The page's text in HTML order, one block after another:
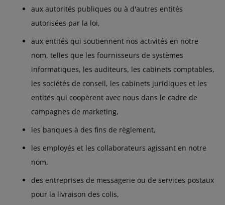
aux autorités publiques ou à d'autres entités
autorisées par la loi,
aux entités qui soutiennent nos activités en notre
nom, telles que les fournisseurs de systèmes
informatiques, les auditeurs, les cabinets comptables,
les sociétés de conseil, les cabinets juridiques et les
entités qui coopèrent avec nous dans le cadre de
campagnes de marketing,
les banques à des fins de règlement,
les employés et les collaborateurs agissant en notre
nom,
des entreprises de messagerie ou de services postaux
pour la livraison des colis,